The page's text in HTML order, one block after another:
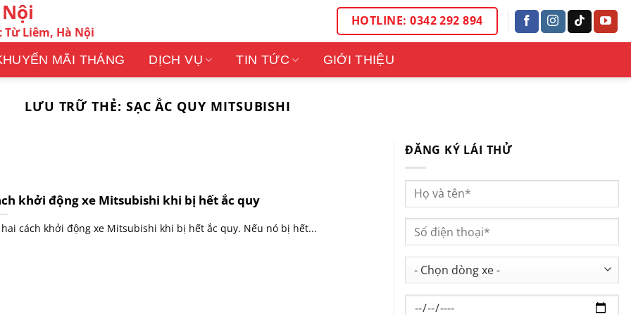
Liêm, Hà Nội
HOTLINE: 0342 292 894
MÃI THÁNG DỊCH VỤ TIN TỨC GIỚI THIỆU
LƯU TRỮ THẺ: SẠC ẮC QUY MITSUBISHI
khởi động xe Mitsubishi khi bị hết ắc quy
hai cách khởi động xe Mitsubishi khi bị hết ắc quy. Nếu nó bị hết...
ĐĂNG KÝ LÁI THỬ